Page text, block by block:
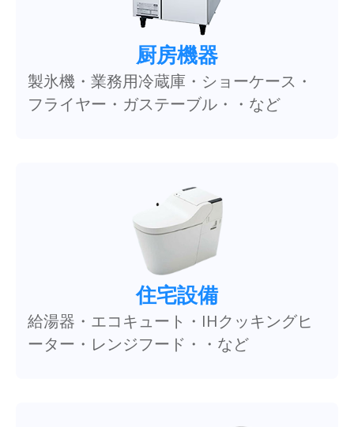
厨房機器
製氷機・業務用冷蔵庫・ショーケース・
フライヤー・ガステーブル・・など
住宅設備
給湯器・エコキュート・IHクッキングヒ
ーター・レンジフード・・など